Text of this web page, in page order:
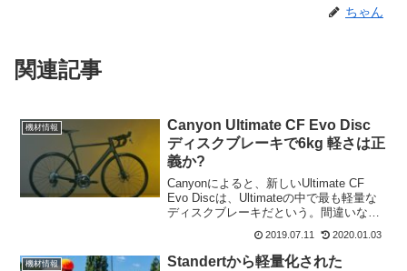
ちゃん
関連記事
機材情報
Canyon Ultimate CF Evo Disc
ディスクブレーキで6kg 軽さは正
義か?
Canyonによると、新しいUltimate CF
Evo Discは、Ultimateの中で最も軽量な
ディスクブレーキだという。間違いな
く、市販のディスクブレーキバイクでは
最軽量だろう。Ultimate Evo Discのフレ
ームセットの...
2019.07.11 2020.01.03
機材情報
Standertから軽量化された